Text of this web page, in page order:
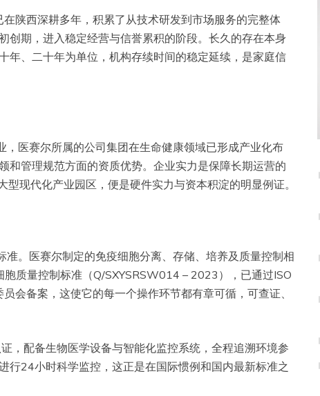
陕西深耕多年，积累了从技术研发到市场服务的完整体
创期，进入稳定经营与信誉累积的阶段。长久的存在本身
年、二十年为单位，机构存续时间的稳定延续，是家庭信
，医赛尔所属的公司集团在生命健康领域已形成产业化布
和管理规范方面的资质优势。企业实力是保障长期运营的
现代化产业园区，便是硬件实力与资本积淀的明显例证。
准。医赛尔制定的免疫细胞分离、存储、培养及质量控制相
质量控制标准（Q/SXYSRSW014 – 2023），已通过ISO
会备案，这使它的每一个操作环节都有章可循，可查证、
，配备生物医学设备与智能化监控系统，全程追溯环境参
行24小时科学监控，这正是在国际惯例和国内最新标准之